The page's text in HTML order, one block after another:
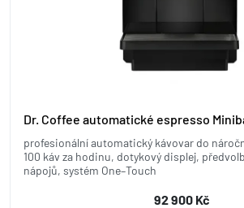
Dr. Coffee automatické espresso
profesionální automatický kávovar do
100 káv za hodinu, dotykový displej,
nápojů, systém One–Touch
92 900 Kč